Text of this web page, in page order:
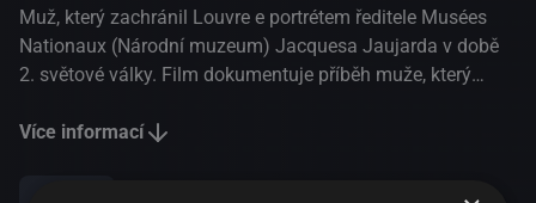
Muž, který zachránil Louvre e portrétem ředitele Musées
Nationaux (Národní muzeum) Jacquesa Jaujarda v době
2. světové války. Film dokumentuje příběh muže, který
Lisu) před nacistickým rabováním. Tento velký odbojář a
Více informací